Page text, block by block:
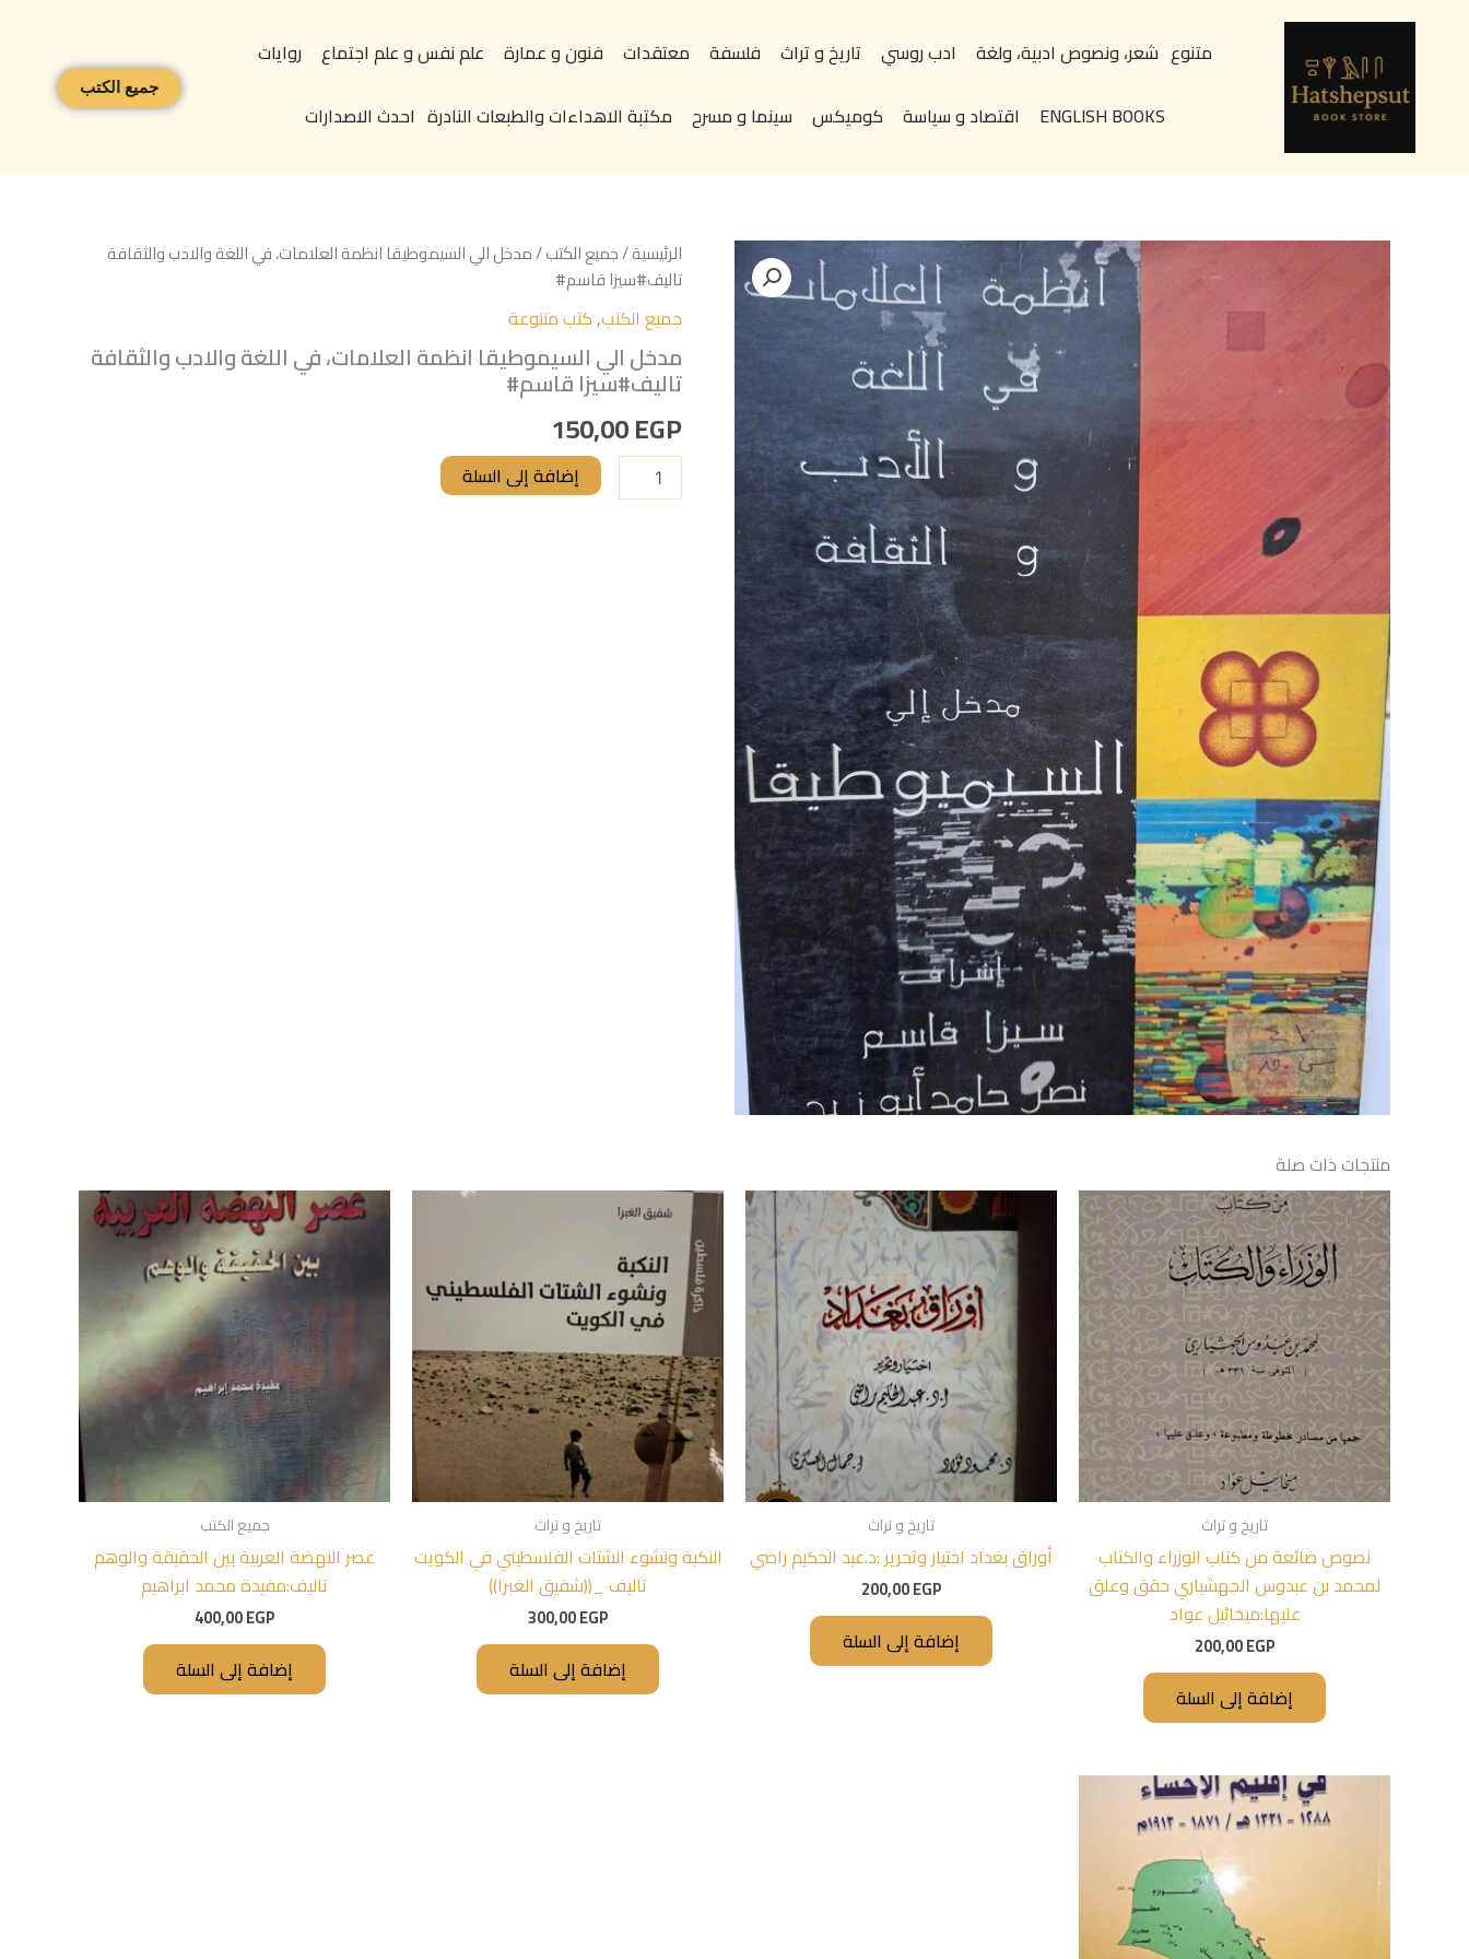
content
متنوع شعر، ونصوص ادبية، ولغة ادب روسي تاريخ و تراث فلسفة معتقدات فنون و عمارة علم نفس و علم اجتماع
روايات
ENGLISH BOOKS
اقتصاد و سياسة كوميكس سينما و مسرح مكتبة الاهداءات والطبعات النادرة احدث الاصدارات
جميع الكتب
الرئيسية/جميع الكتب/ مدخل الي السيموطيقا انظمة العلامات، في اللغة والادب والثقافة
تاليف#سيزا قاسم#
جميع الكتب,كتب متنوعة
مدخل الي السيموطيقا انظمة العلامات، في اللغة والادب والثقافة
تاليف#سيزا قاسم#
150,00EGP
كمية
مدخل
الي
السيموطيقا
انظمة
العلامات،
في
اللغة
والادب
والثقافة
تاليف#سيزا
قاسم# إضافة إلى السلة
منتجات ذات صلة
تاريخ و تراث
نصوص ضائعة من كتاب الوزراء والكتاب
لمحمد بن عبدوس الجهشياري حقق وعلق
عليها:ميخائيل عواد
200,00EGP
إضافة إلى السلة
تاريخ و تراث
أوراق بغداد اختيار وتحرير :د.عبد الحكيم راضي
200,00EGP
إضافة إلى السلة
تاريخ و تراث
النكبة ونشوء الشتات الفلسطيني في الكويت
تاليف _((شفيق الغبرا))
300,00EGP
إضافة إلى السلة
جميع الكتب
عصر النهضة العربية بين الحقيقة والوهم
تاليف:مفيدة محمد ابراهيم
400,00EGP
إضافة إلى السلة